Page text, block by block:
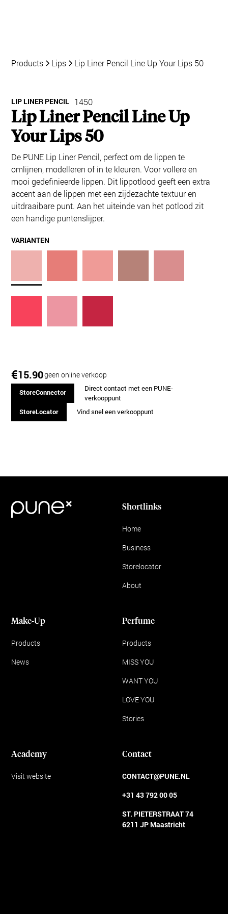
Products Lips Lip Liner Pencil Line Up Your Lips 50
LIP LINER PENCIL 1450
Lip Liner Pencil Line Up
Your Lips 50
De PUNE Lip Liner Pencil, perfect om de lippen te
omlijnen, modelleren of in te kleuren. Voor vollere en
mooi gedefinieerde lippen. Dit lippotlood geeft een extra
accent aan de lippen met een zijdezachte textuur en
uitdraaibare punt. Aan het uiteinde van het potlood zit
een handige puntenslijper.
VARIANTEN
€15.90geen online verkoop
StoreConnector
Direct contact met een PUNE-
verkooppunt
StoreLocator
Vind snel een verkooppunt
Shortlinks
Home
Business
Storelocator
About
Make-Up
Products
News
Perfume
Products
MISS YOU
WANT YOU
LOVE YOU
Stories
Academy
Visit website
Contact
CONTACT@PUNE.NL
+31 43 792 00 05
ST. PIETERSTRAAT 74
6211 JP Maastricht